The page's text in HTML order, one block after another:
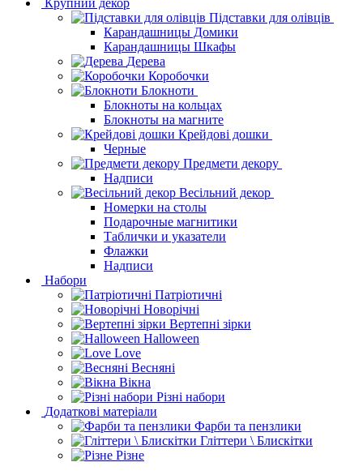
Крупний декор
Підставки для олівців
Карандашницы Домики
Карандашницы Шкафы
Дерева
Коробочки
Блокноти
Блокноты на кольцах
Блокноты на магните
Крейдові дошки
Черные
Предмети декору
Надписи
Весільний декор
Номерки на столы
Подарочные магнитики
Таблички и указатели
Флажки
Надписи
Набори
Патріотичні
Новорічні
Вертепні зірки
Halloween
Love
Весняні
Вікна
Різні набори
Додаткові матеріали
Фарби та пензлики
Гліттери \ Блискітки
Різне